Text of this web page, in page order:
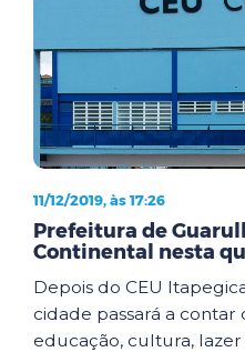
11/12/2019, às 17:26
Prefeitura de
Continental nesta
Depois do CEU
cidade passará a contar
educação, cultura,